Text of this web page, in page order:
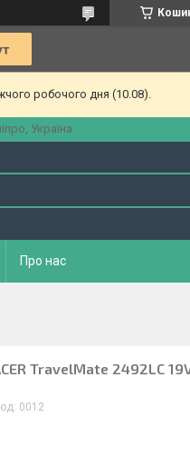
робочого дня (10.08).
Україна
Про нас
TravelMate 2492LС
0012